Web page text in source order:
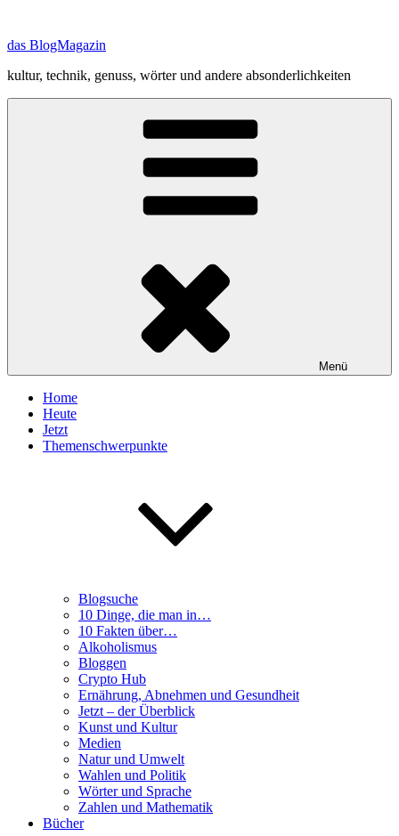
springen
das BlogMagazin
kultur, technik, genuss, wörter und andere absonderlichkeiten
Menü
Home
Heute
Jetzt
Themenschwerpunkte
Blogsuche
10 Dinge, die man in…
10 Fakten über…
Alkoholismus
Bloggen
Crypto Hub
Ernährung, Abnehmen und Gesundheit
Jetzt – der Überblick
Kunst und Kultur
Medien
Natur und Umwelt
Wahlen und Politik
Wörter und Sprache
Zahlen und Mathematik
Bücher